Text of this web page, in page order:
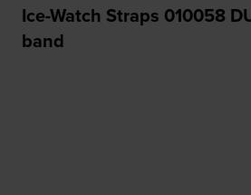
Ice-Watch Straps 010058
band